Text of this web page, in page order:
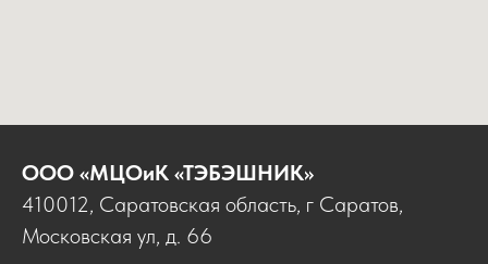
ООО «МЦОиК «ТЭБЭШНИК»
410012, Саратовская область, г Саратов,
Московская ул, д. 66